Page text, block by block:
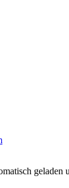
geladen